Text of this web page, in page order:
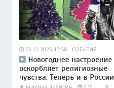
09.12.2025 17:58 СОБЫТИЯ
Новогоднее настроение
оскорбляет религиозные
чувства. Теперь и в России
676